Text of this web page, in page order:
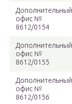
Дополнительный
офис №
8612/0154
Дополнительный
офис №
8612/0155
Дополнительный
офис №
8612/0156